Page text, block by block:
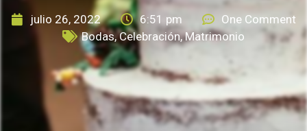
julio 26, 2022 6:51 pm
One Comment
Bodas,Celebración,Matrimonio